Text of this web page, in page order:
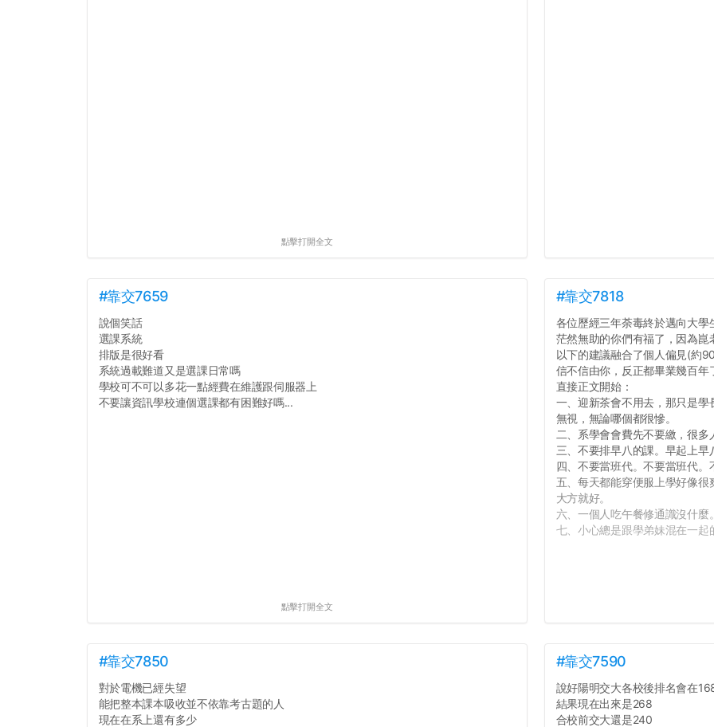
點擊打開全文
#靠交7659
說個笑話
選課系統
排版是很好看
系統過載難道又是選課日常嗎
學校可不可以多花一點經費在維護跟伺服器上
不要讓資訊學校連個選課都有困難好嗎...
點擊打開全文
#靠交7818
各位歷經三年荼毒終於邁向大學
茫然無助的你們有福了，因為崑
以下的建議融合了個人偏見(約
信不信由你，反正都畢業幾百年
直接正文開始：
一、迎新茶會不用去，那只是
無視，無論哪個都很慘。
二、系學會會費先不要繳，很多
三、不要排早八的課。早起上早
四、不要當班代。不要當班代。
五、每天都能穿便服上學好像很
大方就好。
六、一個人吃午餐修通識沒什麼
七、小心總是跟學弟妹混在一起
#靠交7850
對於電機已經失望
能把整本課本吸收並不依靠考古題的人
現在在系上還有多少
#靠交7590
說好陽明交大各校後排名會在
結果現在出來是268
合校前交大還是240